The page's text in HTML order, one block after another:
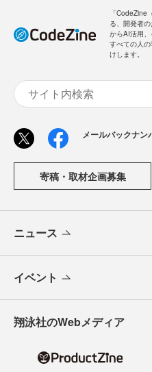
「CodeZine
る、開発者
からAI活用
すべての人
けします。
メールバックナン
寄稿・取材企画募集
ニュース
イベント
翔泳社のWebメディア